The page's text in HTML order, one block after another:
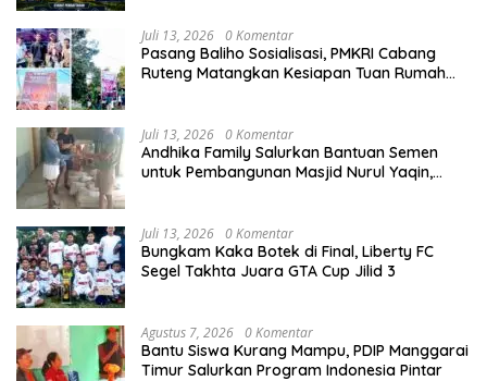
Juli 13, 2026 0 Komentar
Pasang Baliho Sosialisasi, PMKRI Cabang
Ruteng Matangkan Kesiapan Tuan Rumah
Juli 13, 2026 0 Komentar
Andhika Family Salurkan Bantuan Semen
untuk Pembangunan Masjid Nurul Yaqin,
Juli 13, 2026 0 Komentar
Bungkam Kaka Botek di Final, Liberty FC
Segel Takhta Juara GTA Cup Jilid 3
Agustus 7, 2026 0 Komentar
Bantu Siswa Kurang Mampu, PDIP Manggarai
Timur Salurkan Program Indonesia Pintar